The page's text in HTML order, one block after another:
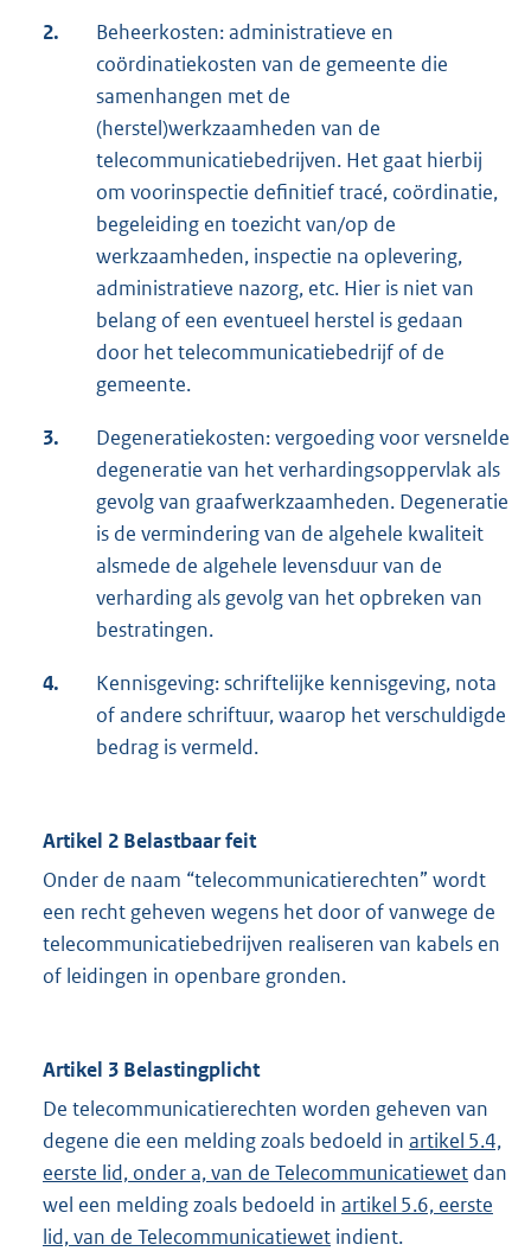
2.
Beheerkosten: administratieve en
coördinatiekosten van de gemeente die
samenhangen met de
(herstel)werkzaamheden van de
telecommunicatiebedrijven. Het gaat hierbij
om voorinspectie definitief tracé, coördinatie,
begeleiding en toezicht van/op de
werkzaamheden, inspectie na oplevering,
administratieve nazorg, etc. Hier is niet van
belang of een eventueel herstel is gedaan
door het telecommunicatiebedrijf of de
gemeente.
3.
Degeneratiekosten: vergoeding voor versnelde
degeneratie van het verhardingsoppervlak als
gevolg van graafwerkzaamheden. Degeneratie
is de vermindering van de algehele kwaliteit
alsmede de algehele levensduur van de
verharding als gevolg van het opbreken van
bestratingen.
4.
Kennisgeving: schriftelijke kennisgeving, nota
of andere schriftuur, waarop het verschuldigde
bedrag is vermeld.
Artikel 2 Belastbaar feit
Onder de naam “telecommunicatierechten” wordt
een recht geheven wegens het door of vanwege de
telecommunicatiebedrijven realiseren van kabels en
of leidingen in openbare gronden.
Artikel 3 Belastingplicht
De telecommunicatierechten worden geheven van
degene die een melding zoals bedoeld in artikel 5.4,
eerste lid, onder a, van de Telecommunicatiewet dan
wel een melding zoals bedoeld in artikel 5.6, eerste
lid, van de Telecommunicatiewet indient.